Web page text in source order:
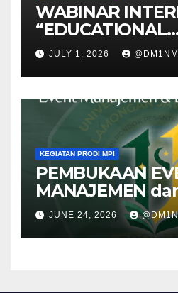
WABINAR
“EDUCATIONAL
MANAGEMENT
POLICIES,
INNOVATIONS”
SAMA Dengan
JULY 1, 2026
KEGIATAN PRODI MPI
PEMBUKAAN
MANAJEMEN
MAULIDIYAH ke
JUNE 24, 2026